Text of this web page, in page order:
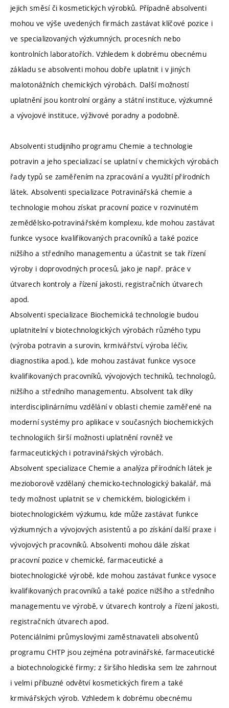
jejich směsí či kosmetických výrobků. Případně absolventi
mohou ve výše uvedených firmách zastávat klíčové pozice i
ve specializovaných výzkumných, procesních nebo
kontrolních laboratořích. Vzhledem k dobrému obecnému
základu se absolventi mohou dobře uplatnit i v jiných
malotonážních chemických výrobách. Další možností
uplatnění jsou kontrolní orgány a státní instituce, výzkumné
a vývojové instituce, výživové poradny a podobně.
Absolventi studijního programu Chemie a technologie
potravin a jeho specializací se uplatní v chemických výrobách
řady typů se zaměřením na zpracování a využití přírodních
látek. Absolventi specializace Potravinářská chemie a
technologie mohou získat pracovní pozice v rozvinutém
zemědělsko-potravinářském komplexu, kde mohou zastávat
funkce vysoce kvalifikovaných pracovníků a také pozice
nižšího a středního managementu a účastnit se tak řízení
výroby i doprovodných procesů, jako je např. práce v
útvarech kontroly a řízení jakosti, registračních útvarech
apod.
Absolventi specializace Biochemická technologie budou
uplatnitelní v biotechnologických výrobách různého typu
(výroba potravin a surovin, krmivářství, výroba léčiv,
diagnostika apod.), kde mohou zastávat funkce vysoce
kvalifikovaných pracovníků, vývojových techniků, technologů,
nižšího a středního managementu. Absolvent tak díky
interdisciplinárnímu vzdělání v oblasti chemie zaměřené na
moderní systémy pro aplikace v současných biochemických
technologiích širší možnosti uplatnění rovněž ve
farmaceutických i potravinářských výrobách.
Absolvent specializace Chemie a analýza přírodních látek je
mezioborově vzdělaný chemicko-technologický bakalář, má
tedy možnost uplatnit se v chemickém, biologickém i
biotechnologickém výzkumu, kde může zastávat funkce
výzkumných a vývojových asistentů a po získání další praxe i
vývojových pracovníků. Absolventi mohou dále získat
pracovní pozice v chemické, farmaceutické a
biotechnologické výrobě, kde mohou zastávat funkce vysoce
kvalifikovaných pracovníků a také pozice nižšího a středního
managementu ve výrobě, v útvarech kontroly a řízení jakosti,
registračních útvarech apod.
Potenciálními průmyslovými zaměstnavateli absolventů
programu CHTP jsou zejména potravinářské, farmaceutické
a biotechnologické firmy; z širšího hlediska sem lze zahrnout
i velmi příbuzné odvětví kosmetických firem a také
krmivářských výrob. Vzhledem k dobrému obecnému